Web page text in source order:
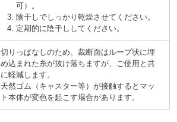
可
。
陰干しでしっかり乾燥させてください。
定期的に陰干ししてください。
切りっぱなしのため、裁断面はループ状に埋
め込まれた糸が抜け落ちますが、ご使用と共
に軽減します。
天然ゴム
キャスター等
が接触するとマッ
ト本体が変色を起こす場合があります。